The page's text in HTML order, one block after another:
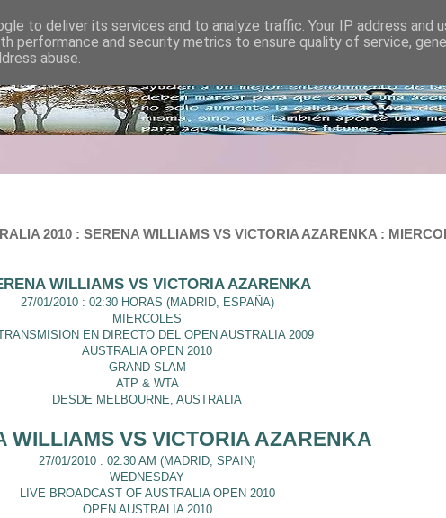
2010 : SERENA WILLIAMS VS VICTORIA AZARENKA :
WILLIAMS VS VICTORIA AZARENKA
27/01/2010 : 02:30 HORAS (MADRID, ESPAÑA)
MIERCOLES
EN DIRECTO DEL OPEN AUSTRALIA 2009
AUSTRALIA OPEN 2010
GRAND SLAM
ATP & WTA
DESDE MELBOURNE, AUSTRALIA
WILLIAMS VS VICTORIA AZARENKA
27/01/2010 : 02:30 AM (MADRID, SPAIN)
WEDNESDAY
LIVE BROADCAST OF AUSTRALIA OPEN 2010
OPEN AUSTRALIA 2010
to deliver its services and to analyze traffic. Your IP address and
performance and security metrics to ensure quality of service,
abuse.